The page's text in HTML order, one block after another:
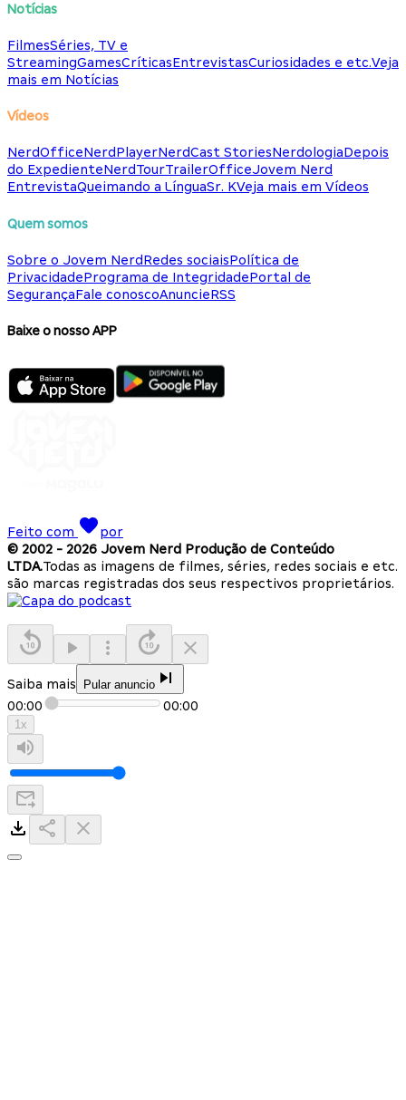
Notícias
FilmesSéries, TV e
StreamingGamesCríticasEntrevistasCuriosidades e etc.Veja
mais em Notícias
Vídeos
NerdOfficeNerdPlayerNerdCast StoriesNerdologiaDepois
do ExpedienteNerdTourTrailerOfficeJovem Nerd
EntrevistaQueimando a LínguaSr. KVeja mais em Vídeos
Quem somos
Sobre o Jovem NerdRedes sociaisPolítica de
PrivacidadePrograma de IntegridadePortal de
SegurançaFale conoscoAnuncieRSS
Baixe o nosso APP
Feito com
por
© 2002 - 2026 Jovem Nerd Produção de Conteúdo
LTDA.Todas as imagens de filmes, séries, redes sociais e etc.
são marcas registradas dos seus respectivos proprietários.
Saiba mais Pular anuncio
00:00 00:00
1x